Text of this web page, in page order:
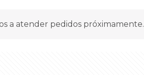
a atender pedidos próximamente.